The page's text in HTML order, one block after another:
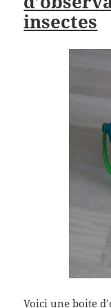
insectes
Voici une boite